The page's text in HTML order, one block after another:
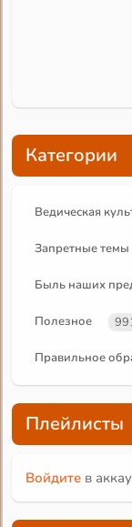
Категории
Ведическая
Запретные темы
Быль наших
Полезное
Правильное
Плейлисты
Войдите в